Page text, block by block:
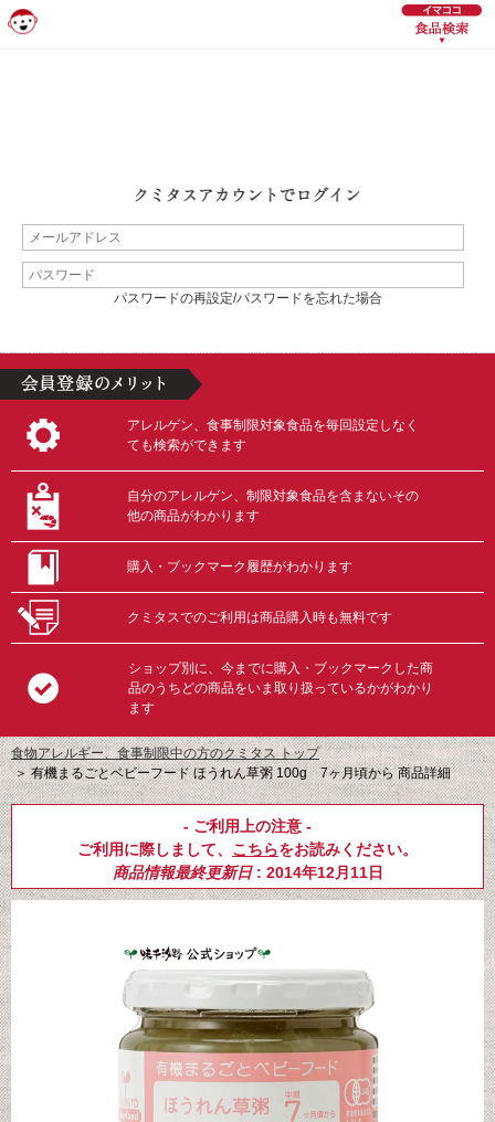
パスワードの再設定/パスワードを忘れた場合
アレルゲン、食事制限対象食品を毎回設定しなく
ても検索ができます
自分のアレルゲン、制限対象食品を含まないその
他の商品がわかります
購入・ブックマーク履歴がわかります
クミタスでのご利用は商品購入時も無料です
ショップ別に、今までに購入・ブックマークした商
品のうちどの商品をいま取り扱っているかがわかり
ます
食物アレルギー、食事制限中の方のクミタス トップ
＞有機まるごとベビーフード ほうれん草粥 100g 7ヶ月頃から 商品詳細
- ご利用上の注意 -
ご利用に際しまして、 こちらをお読みください。
商品情報最終更新日: 2014年12月11日